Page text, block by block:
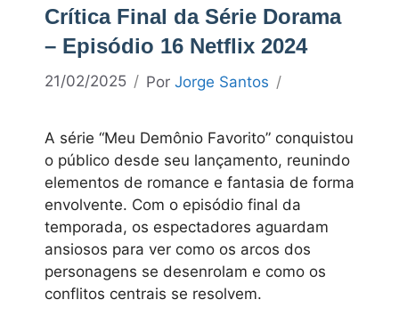
Crítica Final da Série Dorama
– Episódio 16 Netflix 2024
21/02/2025 Por Jorge Santos
A série “Meu Demônio Favorito” conquistou
o público desde seu lançamento, reunindo
elementos de romance e fantasia de forma
envolvente. Com o episódio final da
temporada, os espectadores aguardam
ansiosos para ver como os arcos dos
personagens se desenrolam e como os
conflitos centrais se resolvem.